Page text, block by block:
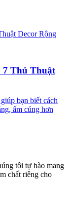
7 Thủ Thuật
bạn biết cách
ấm cúng hơn
tôi tự hào mang
chất riêng cho